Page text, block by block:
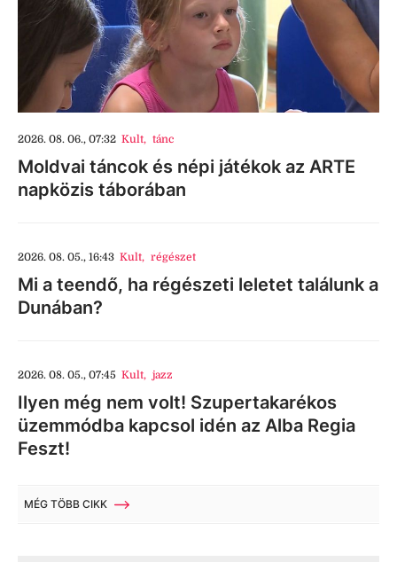
2026. 08. 06., 07:32 Kult, tánc
Moldvai táncok és népi játékok az ARTE
napközis táborában
2026. 08. 05., 16:43 Kult, régészet
Mi a teendő, ha régészeti leletet találunk a
Dunában?
2026. 08. 05., 07:45 Kult, jazz
Ilyen még nem volt! Szupertakarékos
üzemmódba kapcsol idén az Alba Regia
Feszt!
MÉG TÖBB CIKK